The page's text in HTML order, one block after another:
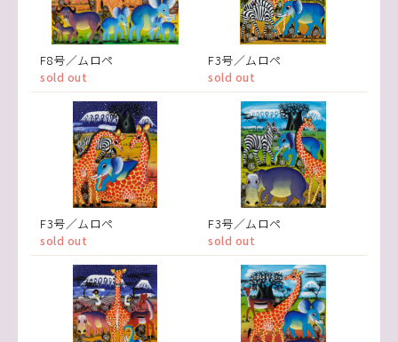
F8号／ムロペ
sold out
F3号／ムロペ
sold out
F3号／ムロペ
sold out
F3号／ムロペ
sold out